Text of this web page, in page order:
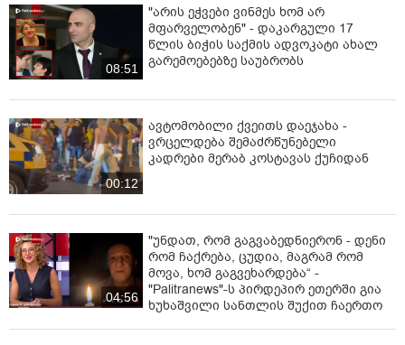
08:51
"არის ეჭვები ვინმეს ხომ არ
მფარველობენ" - დაკარგული 17
წლის ბიჭის საქმის ადვოკატი ახალ
გარემოებებზე საუბრობს
00:12
ავტომობილი ქვეითს დაეჯახა -
ვრცელდება შემაძრწუნებელი
კადრები მერაბ კოსტავას ქუჩიდან
04:56
"უნდათ, რომ გაგვაბედნიერონ - დენი
რომ ჩაქრება, ცუდია, მაგრამ რომ
მოვა, ხომ გაგვეხარდება“ -
"Palitranews"-ს პირდეპირ ეთერში გია
ხუხაშვილი სანთლის შუქით ჩაერთო